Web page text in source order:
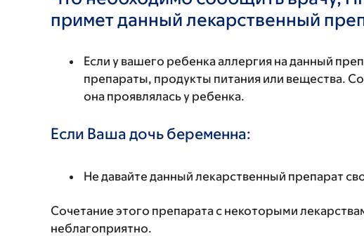
примет данный лекарственный
Если у вашего ребенка аллергия на данный
препараты, продукты питания или вещества.
она проявлялась у ребенка.
Если Ваша дочь беременна:
Не давайте данный лекарственный препарат
Сочетание этого препарата с некоторыми
неблагоприятно.